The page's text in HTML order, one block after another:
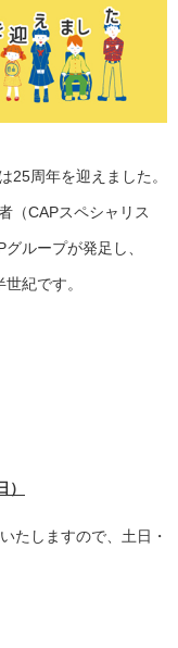
25周年を迎えました。
（CAPスペシャリス
ループが発足し、
紀です。
たしますので、土日・